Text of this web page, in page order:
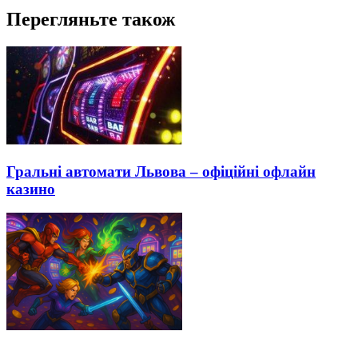
Перегляньте також
Гральні автомати Львова – офіційні офлайн
казино